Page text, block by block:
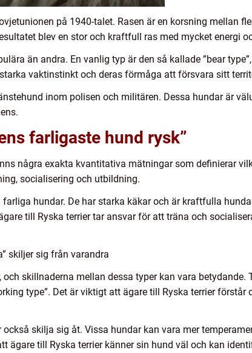
på 1940-talet. Rasen är en korsning mellan
blev en stor och kraftfull ras med mycket energi
än andra. En vanlig typ är den så kallade ”bear
vaktinstinkt och deras förmåga att försvara sitt
inom polisen och militären. Dessa hundar är
farligaste hund rysk”
några exakta kvantitativa mätningar som definierar
socialisering och utbildning.
hundar. De har starka käkar och är kraftfulla
till Ryska terrier tar ansvar för att träna och
skiljer sig från varandra
skillnaderna mellan dessa typer kan vara betydande.
type”. Det är viktigt att ägare till Ryska terrier förstår
skilja sig åt. Vissa hundar kan vara mer
ägare till Ryska terrier känner sin hund väl och kan